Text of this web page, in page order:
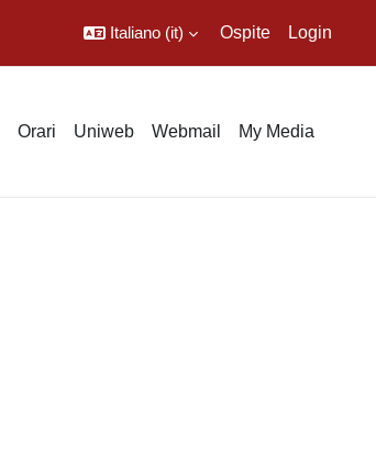
Italiano ‎(it)‎ Ospite Login
Orari Uniweb Webmail My Media